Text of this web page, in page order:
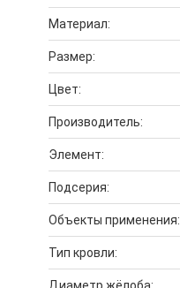
Материал:
Размер:
Цвет:
Производитель:
Элемент:
Подсерия:
Объекты применения:
Тип кровли: